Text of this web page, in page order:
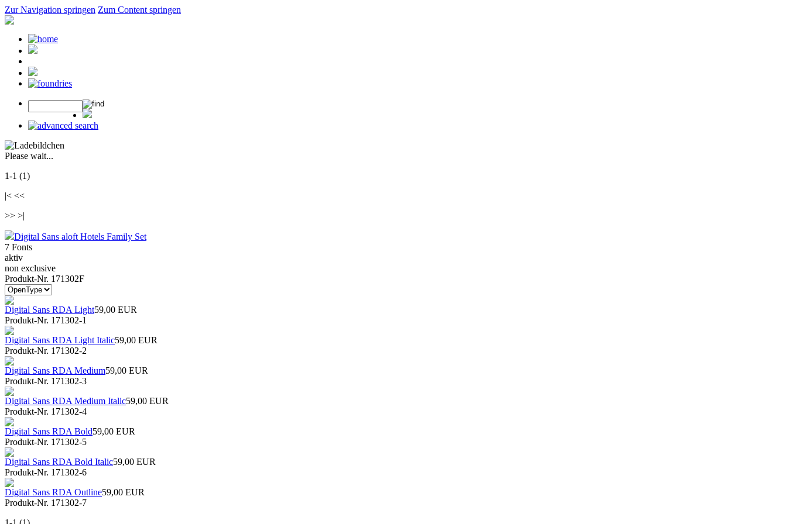
Zur Navigation springen Zum Content springen
Please wait...
1-1 (1)
|< <<
>> >|
Digital Sans aloft Hotels Family Set
7 Fonts
aktiv
non exclusive
Produkt-Nr. 171302F
Digital Sans RDA Light59,00 EUR
Produkt-Nr. 171302-1
Digital Sans RDA Light Italic59,00 EUR
Produkt-Nr. 171302-2
Digital Sans RDA Medium59,00 EUR
Produkt-Nr. 171302-3
Digital Sans RDA Medium Italic59,00 EUR
Produkt-Nr. 171302-4
Digital Sans RDA Bold59,00 EUR
Produkt-Nr. 171302-5
Digital Sans RDA Bold Italic59,00 EUR
Produkt-Nr. 171302-6
Digital Sans RDA Outline59,00 EUR
Produkt-Nr. 171302-7